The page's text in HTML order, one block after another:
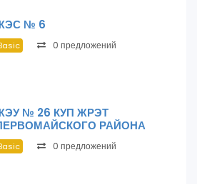
№ 6
0 предложений
№ 26 КУП ЖРЭТ
РАЙОНА
0 предложений